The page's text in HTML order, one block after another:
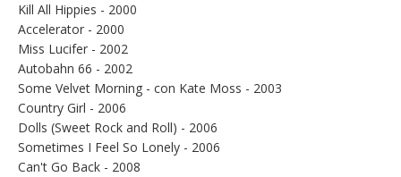
Kill All Hippies - 2000
Accelerator - 2000
Miss Lucifer - 2002
Autobahn 66 - 2002
Some Velvet Morning - con Kate Moss - 2003
Country Girl - 2006
Dolls (Sweet Rock and Roll) - 2006
Sometimes I Feel So Lonely - 2006
Can't Go Back - 2008